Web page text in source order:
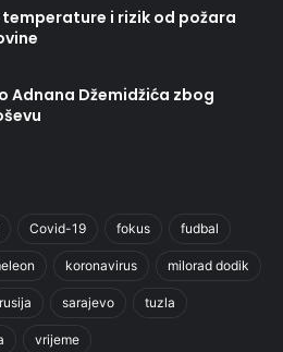
i rizik od požara
Adnana Džemidžića zbog
Covid-19 fokus fudbal
koronavirus milorad dodik
rusija sarajevo tuzla
vrijeme